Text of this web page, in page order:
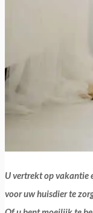
U vertrekt op vakantie
voor uw huisdier te